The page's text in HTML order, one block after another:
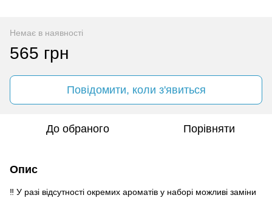
Немає в наявності
565 грн
Повідомити, коли з'явиться
До обраного Порівняти
Опис
‼️ У разі відсутності окремих ароматів у наборі можливі заміни